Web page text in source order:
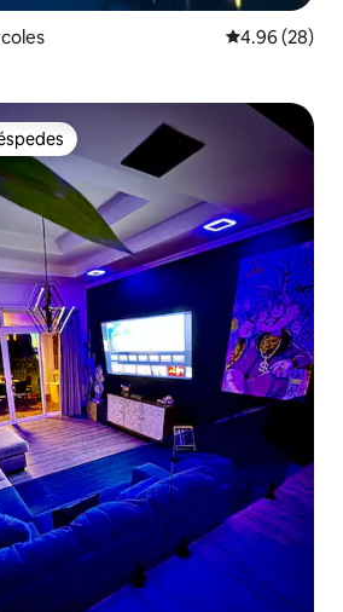
Calificación
4.96 (28)
preferido